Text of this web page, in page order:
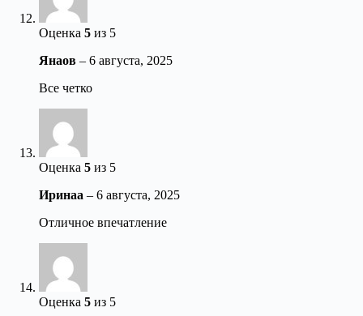
Оценка 5 из 5
Янаов – 6 августа, 2025
Все четко
Оценка 5 из 5
Иринаа – 6 августа, 2025
Отличное впечатление
Оценка 5 из 5